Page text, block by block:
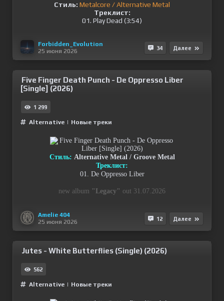
Стиль: Metalcore / Alternative Metal
Треклист:
01. Play Dead (3:54)
Forbidden_Evolution
25 июня 2026
34 Далее
Five Finger Death Punch - De Oppresso Liber
[Single] (2026)
1 299
Alternative | Новые треки
Стиль: Alternative Metal / Groove Metal
Треклист:
01. De Oppresso Liber
new album "Legacy" out 31.07.2026
Amelie 404
25 июня 2026
12 Далее
Jutes - White Butterflies (Single) (2026)
562
Alternative | Новые треки